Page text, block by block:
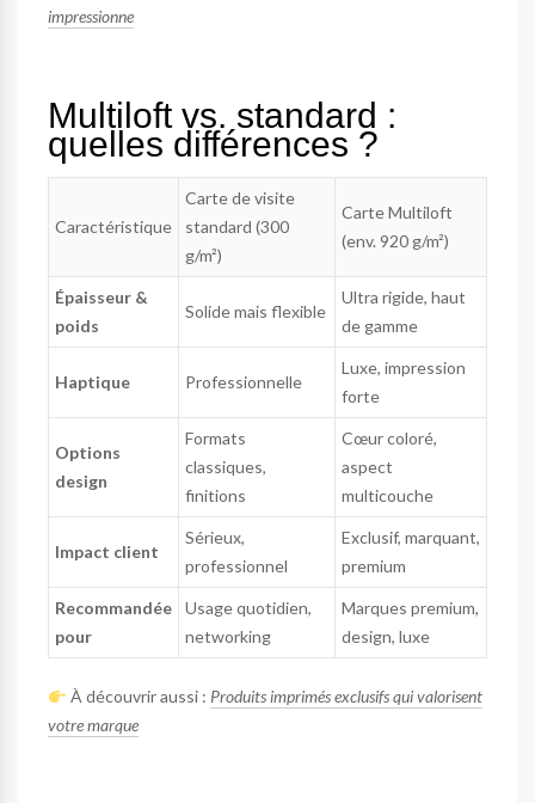
impressionne
Multiloft vs. standard :
quelles différences ?
Caractéristique
Carte de visite
standard (300
g/m²)
Carte Multiloft
(env. 920 g/m²)
Épaisseur &
poids
Solide mais flexible
Ultra rigide, haut
de gamme
Haptique Professionnelle
Luxe, impression
forte
Options
design
Formats
classiques,
finitions
Cœur coloré,
aspect
multicouche
Impact client
Sérieux,
professionnel
Exclusif, marquant,
premium
Recommandée
pour
Usage quotidien,
networking
Marques premium,
design, luxe
À découvrir aussi : Produits imprimés exclusifs qui valorisent
votre marque